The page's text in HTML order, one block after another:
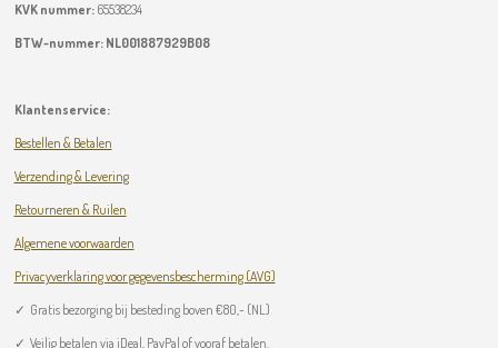
KVK nummer: 65538234
BTW-nummer: NL001887929B08
Klantenservice:
Bestellen & Betalen
Verzending & Levering
Retourneren & Ruilen
Algemene voorwaarden
Privacyverklaring voor gegevensbescherming (AVG)
✓ Gratis bezorging bij besteding boven €80,- (NL)
✓ Veilig betalen via iDeal, PayPal of vooraf betalen.